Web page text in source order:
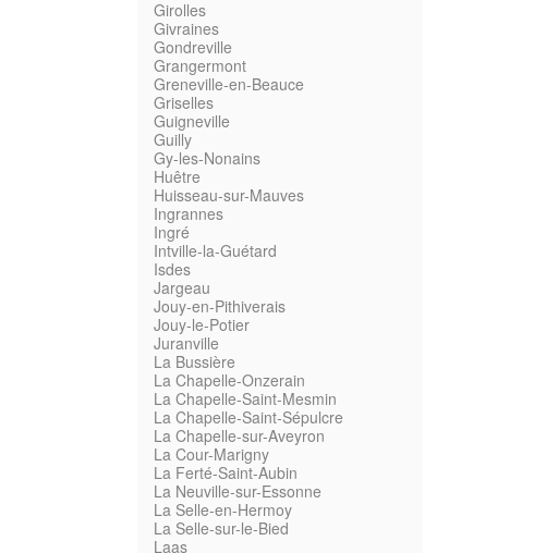
Girolles
Givraines
Gondreville
Grangermont
Greneville-en-Beauce
Griselles
Guigneville
Guilly
Gy-les-Nonains
Huêtre
Huisseau-sur-Mauves
Ingrannes
Ingré
Intville-la-Guétard
Isdes
Jargeau
Jouy-en-Pithiverais
Jouy-le-Potier
Juranville
La Bussière
La Chapelle-Onzerain
La Chapelle-Saint-Mesmin
La Chapelle-Saint-Sépulcre
La Chapelle-sur-Aveyron
La Cour-Marigny
La Ferté-Saint-Aubin
La Neuville-sur-Essonne
La Selle-en-Hermoy
La Selle-sur-le-Bied
Laas